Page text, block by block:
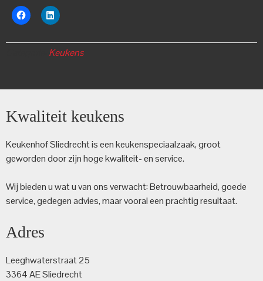
Keukens
Kwaliteit keukens
Keukenhof Sliedrecht is een keuken­speciaalzaak, groot
geworden door zijn hoge kwaliteit- en service.
Wij bieden u wat u van ons verwacht: Betrouwbaarheid, goede
service, gedegen advies, maar vooral een prachtig resultaat.
Adres
Leeghwaterstraat 25
3364 AE Sliedrecht